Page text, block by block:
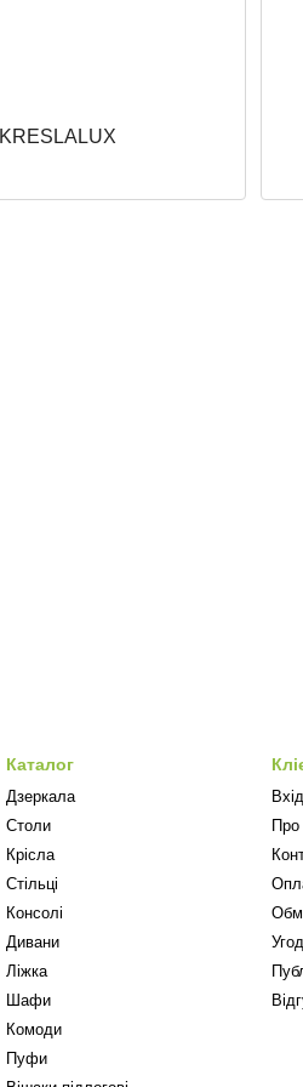
KRESLALUX
Каталог
Дзеркала
Столи
Крісла
Стільці
Консолі
Дивани
Ліжка
Шафи
Комоди
Пуфи
Про